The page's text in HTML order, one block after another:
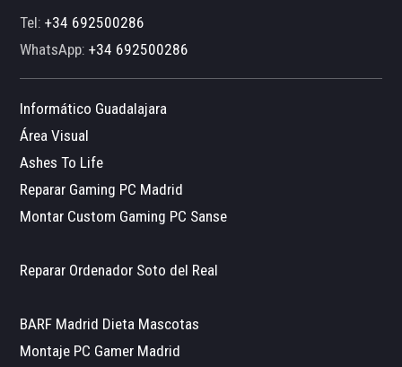
Tel:+34 692500286
WhatsApp:+34 692500286
Informático Guadalajara
Área Visual
Ashes To Life
Reparar Gaming PC Madrid
Montar Custom Gaming PC Sanse
Reparar Ordenador Soto del Real
BARF Madrid Dieta Mascotas
Montaje PC Gamer Madrid